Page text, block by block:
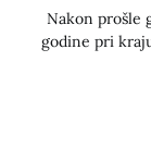
Nakon prošle
godine pri